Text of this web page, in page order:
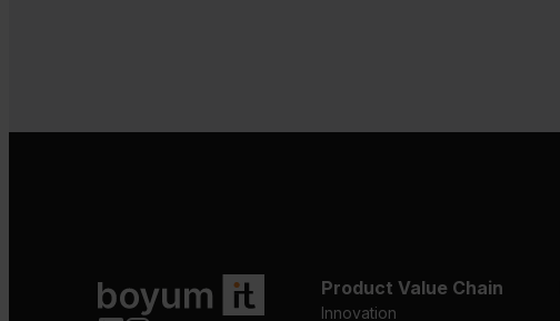
Product Value Chain
Innovation